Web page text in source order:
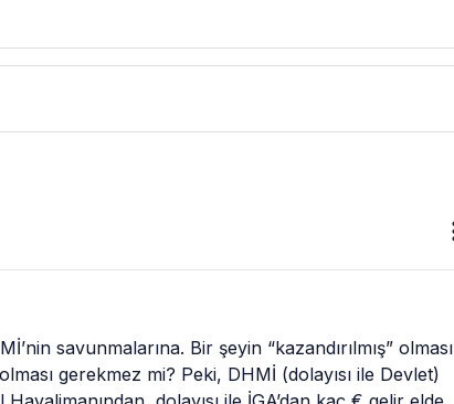
savunmalarına. Bir şeyin “kazandırılmış” olması
gerekmez mi? Peki, DHMİ (dolayısı ile Devlet)